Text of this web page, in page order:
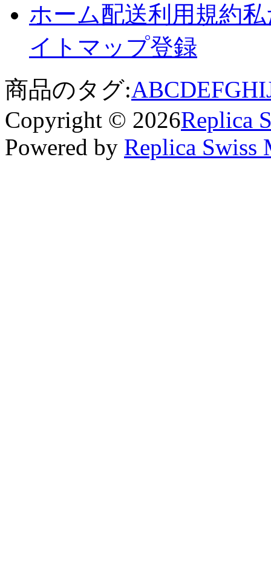
ホーム配送利用規約
イトマップ登録
商品のタグ:ABCDEFGHI
Copyright © 2026Replica
Powered by Replica Swiss